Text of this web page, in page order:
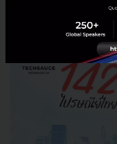
ปราบปรามทุจริตใน